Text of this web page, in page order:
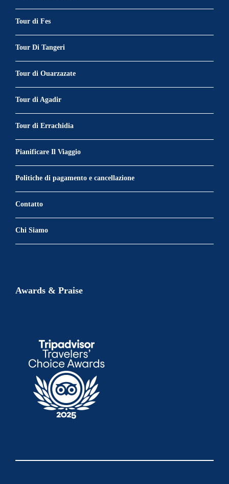
Tour di Fes
Tour Di Tangeri
Tour di Ouarzazate
Tour di Agadir
Tour di Errachidia
Pianificare Il Viaggio
Politiche di pagamento e cancellazione
Contatto
Chi Siamo
Awards & Praise